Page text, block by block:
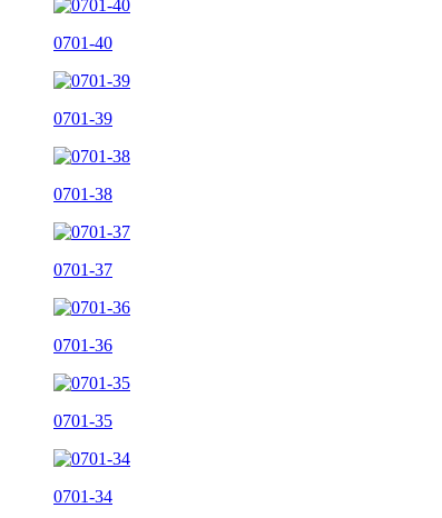
0701-40
0701-39
0701-38
0701-37
0701-36
0701-35
0701-34